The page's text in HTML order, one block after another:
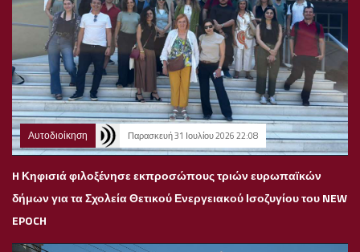
Αυτοδιοίκηση Παρασκευή 31 Ιουλίου 2026 22:08
H Κηφισιά φιλοξένησε εκπροσώπους τριών ευρωπαϊκών
δήμων για τα Σχολεία Θετικού Ενεργειακού Ισοζυγίου του NEW
EPOCH